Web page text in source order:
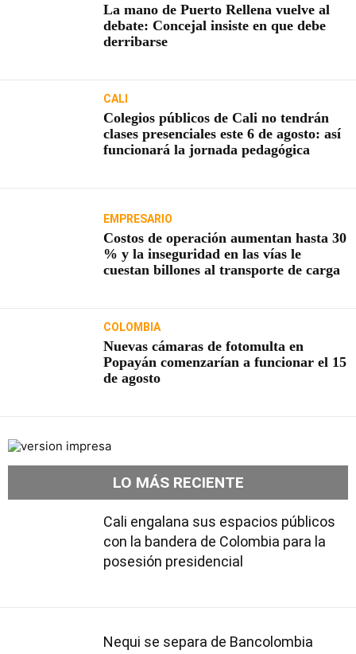
La mano de Puerto Rellena vuelve al
debate: Concejal insiste en que debe
derribarse
CALI
Colegios públicos de Cali no tendrán
clases presenciales este 6 de agosto: así
funcionará la jornada pedagógica
EMPRESARIO
Costos de operación aumentan hasta 30
% y la inseguridad en las vías le
cuestan billones al transporte de carga
COLOMBIA
Nuevas cámaras de fotomulta en
Popayán comenzarían a funcionar el 15
de agosto
LO MÁS RECIENTE
Cali engalana sus espacios públicos
con la bandera de Colombia para la
posesión presidencial
Nequi se separa de Bancolombia